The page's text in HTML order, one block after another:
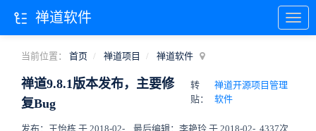
当前位置： 首页 禅道项目 禅道软件
禅道9.8.1版本发布，主要修
复Bug
转
贴：
禅道开源项目管理
软件
发布：王怡栋 于 2018-02-
最后编辑：李艳玲 于 2018-02- 4337次
禅道软件